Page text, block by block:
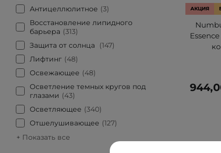
Антицеллюлитное
3
Восстановление липидного
барьера
313
Защита от солнца
147
Лифтинг
48
Освежающее
48
Осветление темных кругов под
глазами
43
Осветляющее
340
Отшелушивающее
127
+ Показать все
АКЦИЯ